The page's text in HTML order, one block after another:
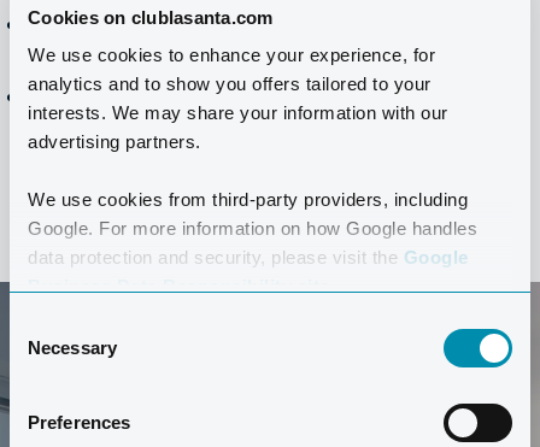
Cookies on clublasanta.com
We use cookies to enhance your experience, for
analytics and to show you offers tailored to your
interests. We may share your information with our
advertising partners.
We use cookies from third-party providers, including
Google. For more information on how Google handles
data protection and security, please visit the Google
Selection
Necessary
Preferences
Reinigung Montag–Freitag – Geschirr nicht
inbegriffen
Bettwäsche wöchentlich gewechselt